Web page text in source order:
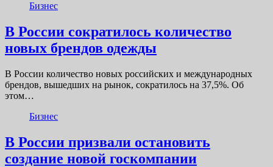
Бизнес
В России сократилось количество
новых брендов одежды
В России количество новых российских и международных
брендов, вышедших на рынок, сократилось на 37,5%. Об
этом…
Бизнес
В России призвали остановить
создание новой госкомпании